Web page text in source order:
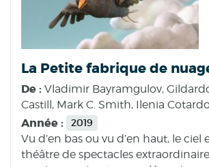
La Petite fabrique de
De : Vladimir Bayramgulov,
Castill, Mark C. Smith, Ilenia
Année : 2019
Vu d’en bas ou vu d’en haut, le ciel
théâtre de spectacles